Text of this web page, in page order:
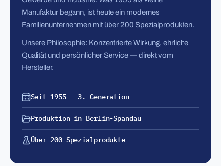
Manufaktur begann, ist heute ein modernes
Familienunternehmen mit über 200 Spezialprodukten.
Unsere Philosophie: Konzentrierte Wirkung, ehrliche
Qualität und persönlicher Service — direkt vom
Hersteller.
Seit 1955 — 3. Generation
Produktion in Berlin-Spandau
Über 200 Spezialprodukte